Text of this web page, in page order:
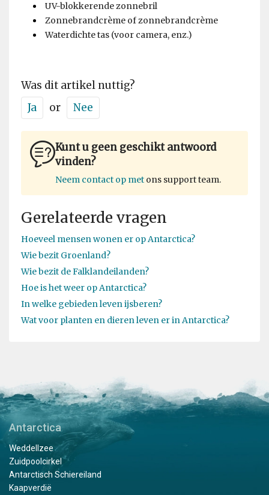
UV-blokkerende zonnebril
Zonnebrandcrème of zonnebrandcrème
Waterdichte tas (voor camera, enz.)
Was dit artikel nuttig?
Ja
or Nee
Kunt u geen geschikt antwoord
vinden?
Neem contact op met ons support team.
Gerelateerde vragen
Hoeveel mensen wonen er op Antarctica?
Wie bezit Groenland?
Wie bezit de Falklandeilanden?
Hoe is het weer op Antarctica?
In welke gebieden leven ijsberen?
Wat voor planten en dieren leven er in Antarctica?
Antarctica
Weddellzee
Zuidpoolcirkel
Antarctisch Schiereiland
Kaapverdië